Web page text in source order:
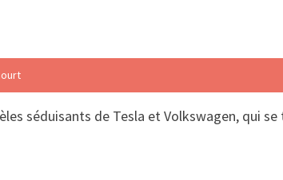
séduisants de Tesla et Volkswagen, qui